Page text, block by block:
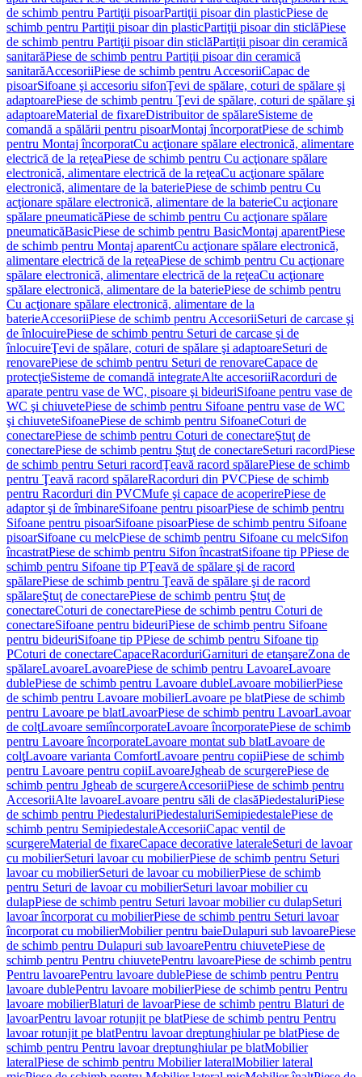
de schimb pentru Partiţii pisoarPartiţii pisoar din plasticPiese de
schimb pentru Partiţii pisoar din plasticPartiţii pisoar din sticlăPiese
de schimb pentru Partiţii pisoar din sticlăPartiţii pisoar din ceramică
sanitarăPiese de schimb pentru Partiţii pisoar din ceramică
sanitarăAccesoriiPiese de schimb pentru AccesoriiCapac de
pisoarSifoane şi accesoriu sifonŢevi de spălare, coturi de spălare şi
adaptoarePiese de schimb pentru Ţevi de spălare, coturi de spălare şi
adaptoareMaterial de fixareDistribuitor de spălareSisteme de
comandă a spălării pentru pisoarMontaj încorporatPiese de schimb
pentru Montaj încorporatCu acţionare spălare electronică, alimentare
electrică de la reţeaPiese de schimb pentru Cu acţionare spălare
electronică, alimentare electrică de la reţeaCu acţionare spălare
electronică, alimentare de la bateriePiese de schimb pentru Cu
acţionare spălare electronică, alimentare de la baterieCu acţionare
spălare pneumaticăPiese de schimb pentru Cu acţionare spălare
pneumaticăBasicPiese de schimb pentru BasicMontaj aparentPiese
de schimb pentru Montaj aparentCu acţionare spălare electronică,
alimentare electrică de la reţeaPiese de schimb pentru Cu acţionare
spălare electronică, alimentare electrică de la reţeaCu acţionare
spălare electronică, alimentare de la bateriePiese de schimb pentru
Cu acţionare spălare electronică, alimentare de la
baterieAccesoriiPiese de schimb pentru AccesoriiSeturi de carcase şi
de înlocuirePiese de schimb pentru Seturi de carcase şi de
înlocuireŢevi de spălare, coturi de spălare şi adaptoareSeturi de
renovarePiese de schimb pentru Seturi de renovareCapace de
protecţieSisteme de comandă integrateAlte accesoriiRacorduri de
aparate pentru vase de WC, pisoare şi bideuriSifoane pentru vase de
WC şi chiuvetePiese de schimb pentru Sifoane pentru vase de WC
şi chiuveteSifoanePiese de schimb pentru SifoaneCoturi de
conectarePiese de schimb pentru Coturi de conectareŞtuţ de
conectarePiese de schimb pentru Ştuţ de conectareSeturi racordPiese
de schimb pentru Seturi racordŢeavă racord spălarePiese de schimb
pentru Ţeavă racord spălareRacorduri din PVCPiese de schimb
pentru Racorduri din PVCMufe şi capace de acoperirePiese de
adaptor şi de îmbinareSifoane pentru pisoarPiese de schimb pentru
Sifoane pentru pisoarSifoane pisoarPiese de schimb pentru Sifoane
pisoarSifoane cu melcPiese de schimb pentru Sifoane cu melcSifon
încastratPiese de schimb pentru Sifon încastratSifoane tip PPiese de
schimb pentru Sifoane tip PŢeavă de spălare şi de racord
spălarePiese de schimb pentru Ţeavă de spălare şi de racord
spălareŞtuţ de conectarePiese de schimb pentru Ştuţ de
conectareCoturi de conectarePiese de schimb pentru Coturi de
conectareSifoane pentru bideuriPiese de schimb pentru Sifoane
pentru bideuriSifoane tip PPiese de schimb pentru Sifoane tip
PCoturi de conectareCapaceRacorduriGarnituri de etanşareZona de
spălareLavoareLavoarePiese de schimb pentru LavoareLavoare
dublePiese de schimb pentru Lavoare dubleLavoare mobilierPiese
de schimb pentru Lavoare mobilierLavoare pe blatPiese de schimb
pentru Lavoare pe blatLavoarPiese de schimb pentru LavoarLavoar
de colţLavoare semiîncorporateLavoare încorporatePiese de schimb
pentru Lavoare încorporateLavoare montat sub blatLavoare de
colţLavoare varianta ComfortLavoare pentru copiiPiese de schimb
pentru Lavoare pentru copiiLavoareJgheab de scurgerePiese de
schimb pentru Jgheab de scurgereAccesoriiPiese de schimb pentru
AccesoriiAlte lavoareLavoare pentru săli de clasăPiedestaluriPiese
de schimb pentru PiedestaluriPiedestaluriSemipiedestalePiese de
schimb pentru SemipiedestaleAccesoriiCapac ventil de
scurgereMaterial de fixareCapace decorative lateraleSeturi de lavoar
cu mobilierSeturi lavoar cu mobilierPiese de schimb pentru Seturi
lavoar cu mobilierSeturi de lavoar cu mobilierPiese de schimb
pentru Seturi de lavoar cu mobilierSeturi lavoar mobilier cu
dulapPiese de schimb pentru Seturi lavoar mobilier cu dulapSeturi
lavoar încorporat cu mobilierPiese de schimb pentru Seturi lavoar
încorporat cu mobilierMobilier pentru baieDulapuri sub lavoarePiese
de schimb pentru Dulapuri sub lavoarePentru chiuvetePiese de
schimb pentru Pentru chiuvetePentru lavoarePiese de schimb pentru
Pentru lavoarePentru lavoare dublePiese de schimb pentru Pentru
lavoare dublePentru lavoare mobilierPiese de schimb pentru Pentru
lavoare mobilierBlaturi de lavoarPiese de schimb pentru Blaturi de
lavoarPentru lavoar rotunjit pe blatPiese de schimb pentru Pentru
lavoar rotunjit pe blatPentru lavoar dreptunghiular pe blatPiese de
schimb pentru Pentru lavoar dreptunghiular pe blatMobilier
lateralPiese de schimb pentru Mobilier lateralMobilier lateral